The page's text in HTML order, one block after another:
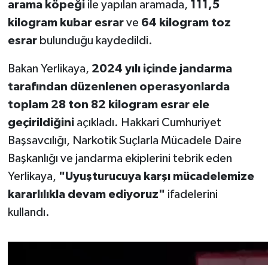
arama köpeğiile yapılan aramada, 111,5
kilogram kubar esrarve 64 kilogram toz
esrarbulunduğu kaydedildi.
Bakan Yerlikaya, 2024 yılı içinde jandarma
tarafından düzenlenen operasyonlarda
toplam 28 ton 82 kilogram esrar ele
geçirildiğiniaçıkladı. Hakkari Cumhuriyet
Başsavcılığı, Narkotik Suçlarla Mücadele Daire
Başkanlığı ve jandarma ekiplerini tebrik eden
Yerlikaya, "Uyuşturucuya karşı mücadelemize
kararlılıkla devam ediyoruz" ifadelerini
kullandı.